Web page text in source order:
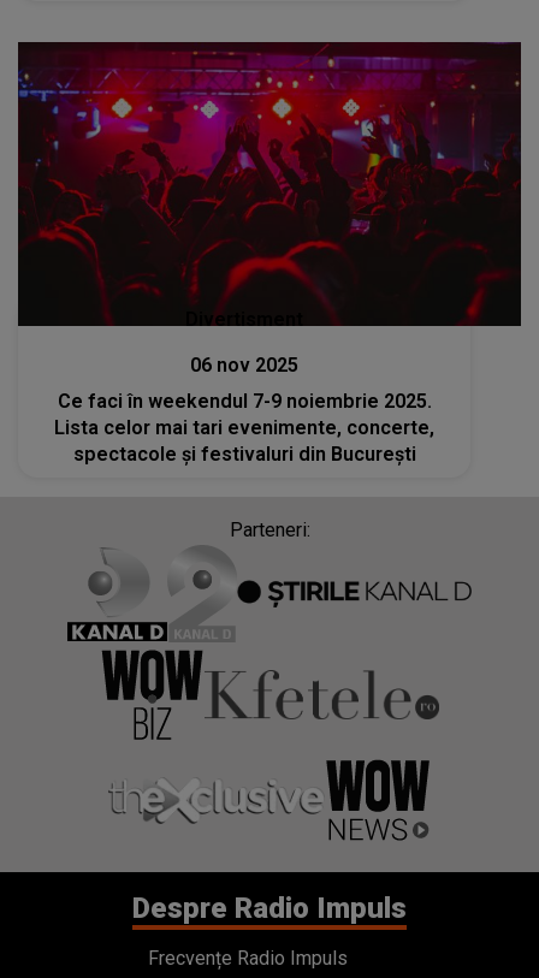
Divertisment
06 nov 2025
Ce faci în weekendul 7-9 noiembrie 2025.
Lista celor mai tari evenimente, concerte,
spectacole și festivaluri din București
Parteneri:
Despre Radio Impuls
Frecvențe Radio Impuls